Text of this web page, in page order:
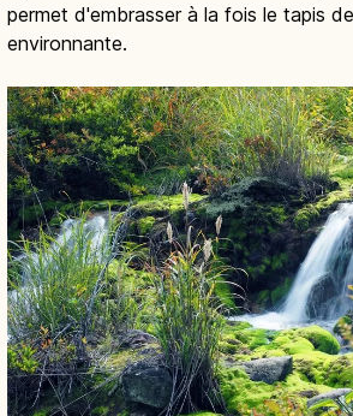
permet d'embrasser à la fois le tapis
environnante.